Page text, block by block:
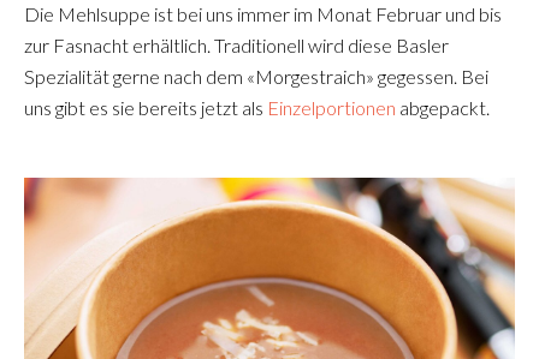
Die Mehlsuppe ist bei uns immer im Monat Februar und bis
zur Fasnacht erhältlich. Traditionell wird diese Basler
Spezialität gerne nach dem «Morgestraich» gegessen. Bei
uns gibt es sie bereits jetzt als Einzelportionen abgepackt.